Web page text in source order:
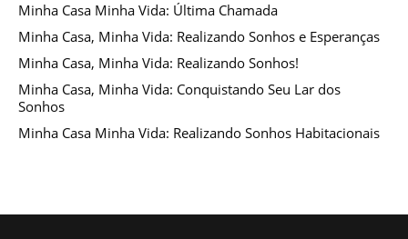
Minha Casa Minha Vida: Última Chamada
Minha Casa, Minha Vida: Realizando Sonhos e Esperanças
Minha Casa, Minha Vida: Realizando Sonhos!
Minha Casa, Minha Vida: Conquistando Seu Lar dos
Sonhos
Minha Casa Minha Vida: Realizando Sonhos Habitacionais